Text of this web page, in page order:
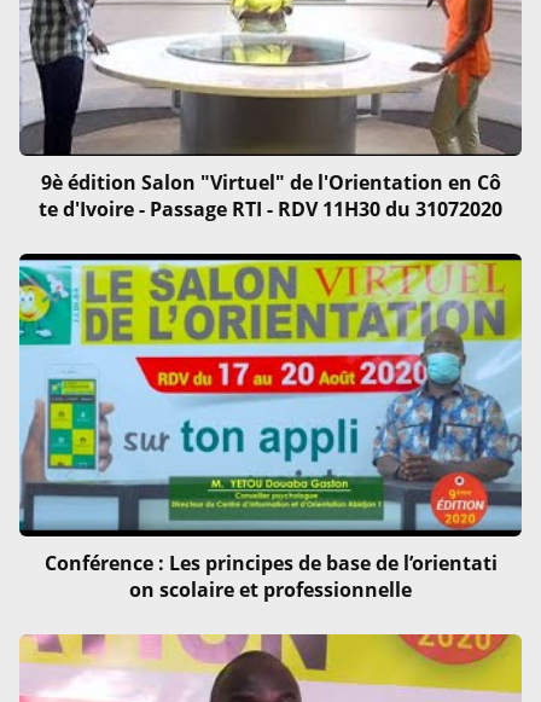
9è édition Salon "Virtuel" de l'Orientation en Cô
te d'Ivoire - Passage RTI - RDV 11H30 du 31072020
Conférence : Les principes de base de l’orientati
on scolaire et professionnelle